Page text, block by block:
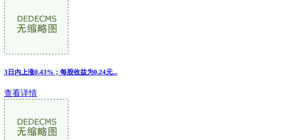
3日内上涨0.43%；每股收益为0.24元...
查看详情